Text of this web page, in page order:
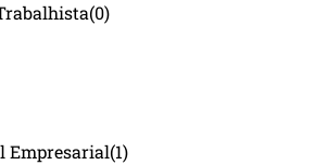
(0)
Empresarial(1)